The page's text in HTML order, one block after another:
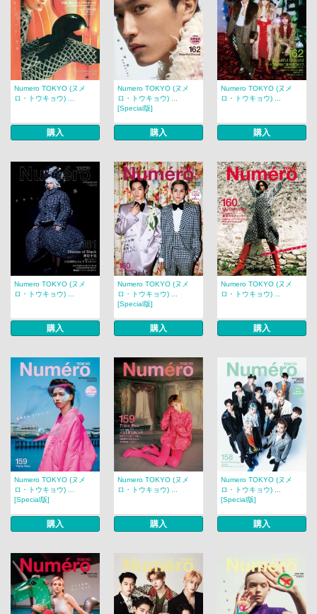
Numero TOKYO (ヌメ
ロ・トウキョウ) ...
購入
Numero TOKYO (ヌメ
ロ・トウキョウ) ...
[Special版]
購入
Numero TOKYO (ヌメ
ロ・トウキョウ) ...
購入
Numero TOKYO (ヌメ
ロ・トウキョウ) ...
購入
Numero TOKYO (ヌメ
ロ・トウキョウ) ...
[Special版]
購入
Numero TOKYO (ヌメ
ロ・トウキョウ) ...
購入
Numero TOKYO (ヌメ
ロ・トウキョウ) ...
[Special版]
購入
Numero TOKYO (ヌメ
ロ・トウキョウ) ...
購入
Numero TOKYO (ヌメ
ロ・トウキョウ) ...
[Special版]
購入